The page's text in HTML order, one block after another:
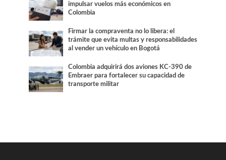
impulsar vuelos más económicos en
Colombia
Firmar la compraventa no lo libera: el
trámite que evita multas y responsabilidades
al vender un vehículo en Bogotá
Colombia adquirirá dos aviones KC-390 de
Embraer para fortalecer su capacidad de
transporte militar